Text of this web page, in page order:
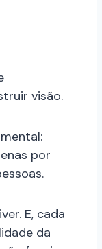
visão.
por
E, cada
da